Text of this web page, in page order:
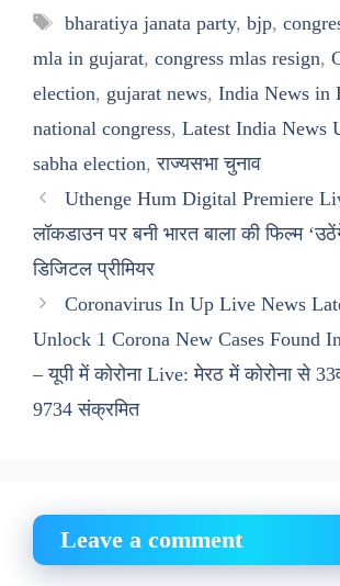
Tags
bharatiya janata party, bjp,
mla in gujarat, congress mlas resign,
election, gujarat news, India News in
national congress, Latest India News
sabha election,राज्यसभा चुनाव
Uthenge Hum Digital Premiere
लॉकडाउन पर बनी भारत बाला की फिल्म
डिजिटल प्रीमियर
Coronavirus In Up Live News
Unlock 1 Corona New Cases Found
– यूपी में कोरोना Live: मेरठ में कोरोना से
9734 संक्रमित
Leave a comment